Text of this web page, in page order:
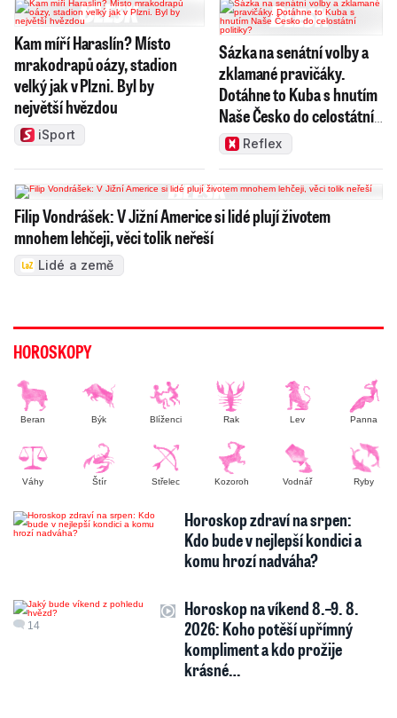
Kam míří Haraslín? Místo
mrakodrapů oázy, stadion
velký jak v Plzni. Byl by
největší hvězdou
iSport
Sázka na senátní volby a
zklamané pravičáky.
Dotáhne to Kuba s hnutím
Naše Česko do celostátní
politiky?
Reflex
Filip Vondrášek: V Jižní Americe si lidé plují životem
mnohem lehčeji, věci tolik neřeší
Lidé a země
HOROSKOPY
Beran Býk Blíženci Rak Lev Panna
Váhy Štír Střelec Kozoroh Vodnář Ryby
Horoskop zdraví na srpen:
Kdo bude v nejlepší kondici a
komu hrozí nadváha?
14
Horoskop na víkend 8.–9. 8.
2026: Koho potěší upřímný
kompliment a kdo prožije
krásné…